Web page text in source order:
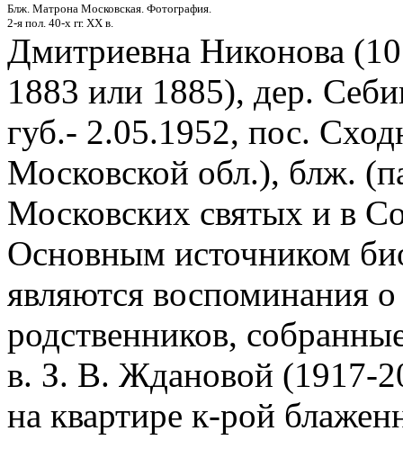
Блж. Матрона Московская. Фотография.
2-я пол. 40-х гг. ХХ в.
Дмитриевна Никонова
1883 или 1885), дер.
губ.- 2.05.1952, пос.
Московской обл.), блж.
Московских святых и в
Основным источником
являются воспоминания
родственников,
в. З. В. Ждановой (1917-
на квартире к-рой